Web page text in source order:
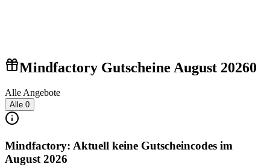
Mindfactory Gutscheine August 20260
Alle Angebote
Alle 0
Mindfactory: Aktuell keine Gutscheincodes im
August 2026